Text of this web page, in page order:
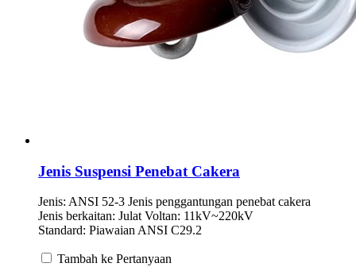
Jenis Suspensi Penebat Cakera
Jenis: ANSI 52-3 Jenis penggantungan penebat cakera
Jenis berkaitan: Julat Voltan: 11kV~220kV
Standard: Piawaian ANSI C29.2
Tambah ke Pertanyaan